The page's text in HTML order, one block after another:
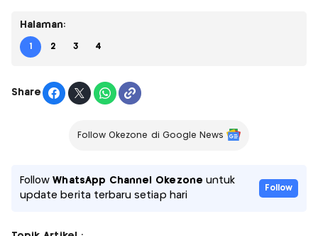
Halaman:
1 2 3 4
Share
Follow Okezone di Google News
FollowWhatsApp Channel Okezone untuk
update berita terbaru setiap hari
Follow